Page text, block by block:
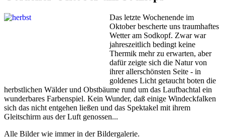
Das letzte Wochenende im
Oktober bescherte uns traumhaftes
Wetter am Sodkopf. Zwar war
jahreszeitlich bedingt keine
Thermik mehr zu erwarten, aber
dafür zeigte sich die Natur von
ihrer allerschönsten Seite - in
goldenes Licht getaucht boten die
herbstlichen Wälder und Obstbäume rund um das Laufbachtal ein
wunderbares Farbenspiel. Kein Wunder, daß einige Windeckfalken
sich das nicht entgehen ließen und das Spektakel mit ihrem
Gleitschirm aus der Luft genossen...
Alle Bilder wie immer in der Bildergalerie.